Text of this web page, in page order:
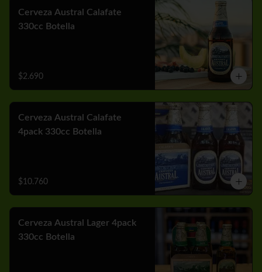
Cerveza Austral Calafate
330cc Botella
$2.690
Cerveza Austral Calafate
4pack 330cc Botella
$10.760
Cerveza Austral Lager 4pack
330cc Botella